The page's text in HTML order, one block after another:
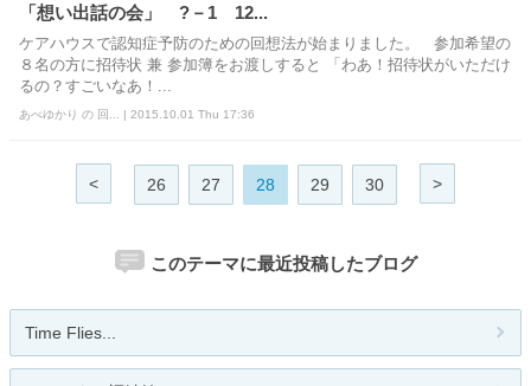
「想い出話の会」 ?－1 12...
ケアハウスで認知症予防のための回想法が始まりました。 参加希望の
８名の方に招待状 兼 参加簿をお渡しすると 「わあ！招待状がいただけ
るの？すごいなあ！...
あべゆかり の 回... | 2015.10.01 Thu 17:36
< 26 27 28 29 30 >
このテーマに最近投稿したブログ
Time Flies...